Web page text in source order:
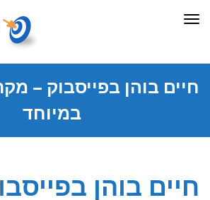
תפריט
חיים בוהן בפייסבוק –
במיוחד
חיים בוהן